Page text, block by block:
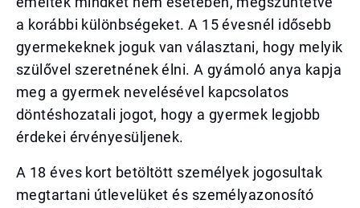
a korábbi különbségeket. A 15 évesnél idősebb
gyermekeknek joguk van választani, hogy melyik
szülővel szeretnének élni. A gyámoló anya kapja
meg a gyermek nevelésével kapcsolatos
döntéshozatali jogot, hogy a gyermek legjobb
érdekei érvényesüljenek.
A 18 éves kort betöltött személyek jogosultak
megtartani útlevelüket és személyazonosító